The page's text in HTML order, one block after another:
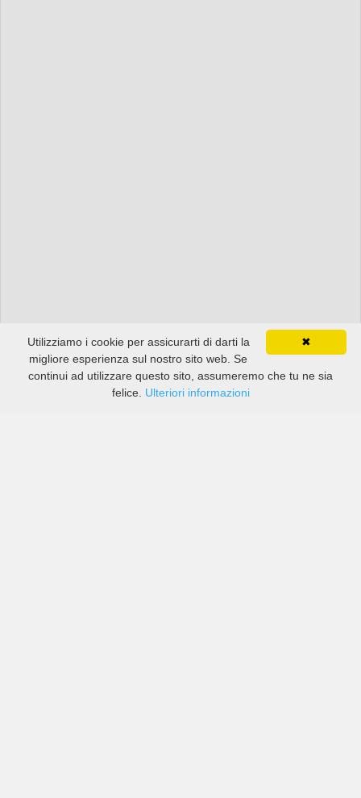
✖
Utilizziamo i cookie per assicurarti di darti la
migliore esperienza sul nostro sito web. Se
continui ad utilizzare questo sito, assumeremo che tu ne sia
felice. Ulteriori informazioni